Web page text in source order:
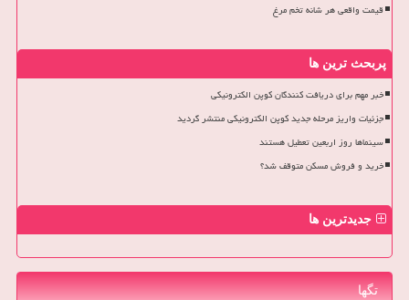
قیمت واقعی هر شانه تخم مرغ
پربحث ترین ها
خبر مهم برای دریافت کنندگان کوپن الکترونیکی
جزئیات واریز مرحله جدید کوپن الکترونیکی منتشر گردید
سینماها روز اربعین تعطیل هستند
خرید و فروش مسکن متوقف شد؟
جدیدترین ها
تگها